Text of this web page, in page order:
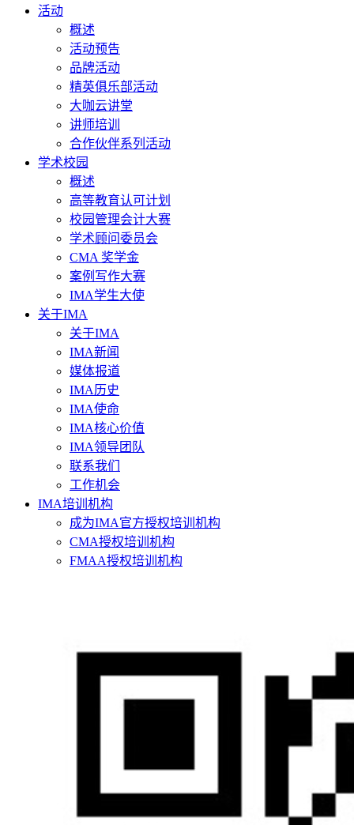
活动
概述
活动预告
品牌活动
精英俱乐部活动
大咖云讲堂
讲师培训
合作伙伴系列活动
学术校园
概述
高等教育认可计划
校园管理会计大赛
学术顾问委员会
CMA 奖学金
案例写作大赛
IMA学生大使
关于IMA
关于IMA
IMA新闻
媒体报道
IMA历史
IMA使命
IMA核心价值
IMA领导团队
联系我们
工作机会
IMA培训机构
成为IMA官方授权培训机构
CMA授权培训机构
FMAA授权培训机构